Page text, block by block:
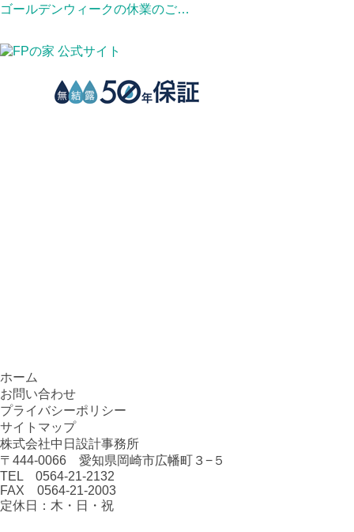
ゴールデンウィークの休業のご…
ホーム
お問い合わせ
プライバシーポリシー
サイトマップ
株式会社中日設計事務所
〒444-0066 愛知県岡崎市広幡町３−５
TEL 0564-21-2132
FAX 0564-21-2003
定休日：木・日・祝